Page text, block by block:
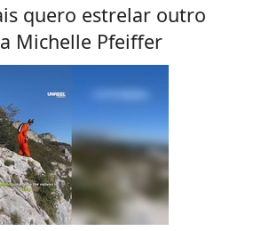
quero estrelar outro
Michelle Pfeiffer